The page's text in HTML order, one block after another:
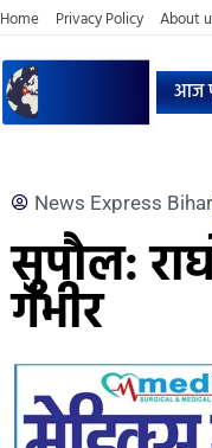
Home Privacy Policy About
आज
News Express Bihar
सुपौल:
गंभीर